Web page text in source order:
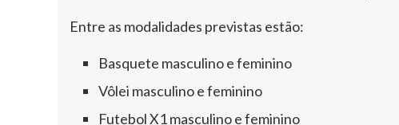
Entre as modalidades previstas estão:
Basquete masculino e feminino
Vôlei masculino e feminino
Futebol X1 masculino e feminino